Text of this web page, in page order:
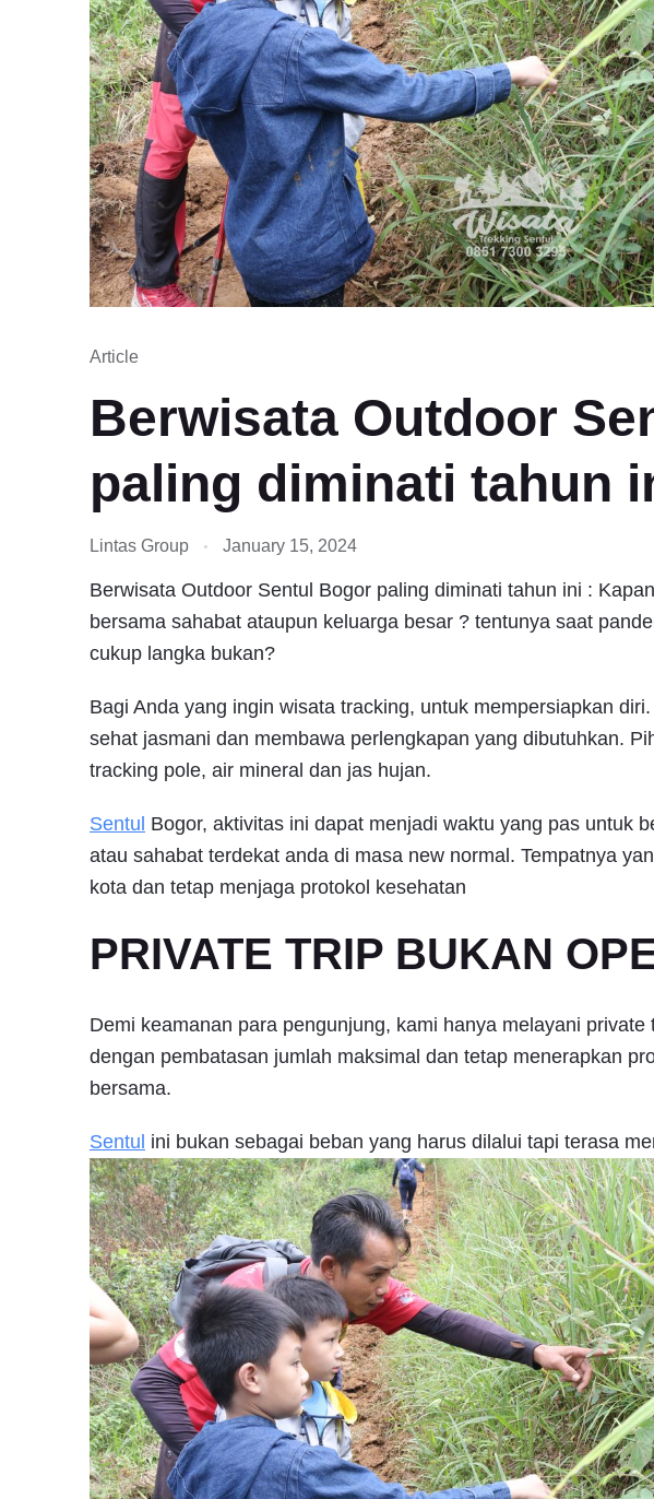
Article
Berwisata Outdoor
paling diminati tahun
Lintas Group January 15, 2024
Berwisata Outdoor Sentul Bogor paling diminati tahun ini :
bersama sahabat ataupun keluarga besar ? tentunya saat
cukup langka bukan?
Bagi Anda yang ingin wisata tracking, untuk mempersiapkan
sehat jasmani dan membawa perlengkapan yang dibutuhkan.
tracking pole, air mineral dan jas hujan.
Sentul Bogor, aktivitas ini dapat menjadi waktu yang pas untuk
atau sahabat terdekat anda di masa new normal. Tempatnya
kota dan tetap menjaga protokol kesehatan
PRIVATE TRIP BUKAN
Demi keamanan para pengunjung, kami hanya melayani
dengan pembatasan jumlah maksimal dan tetap menerapkan
bersama.
Sentul ini bukan sebagai beban yang harus dilalui tapi terasa